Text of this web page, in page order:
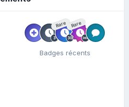
Rare Rare
Badges récents